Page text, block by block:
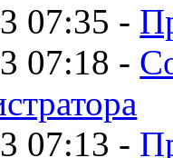
07:35 -
07:18 -
07:13 -